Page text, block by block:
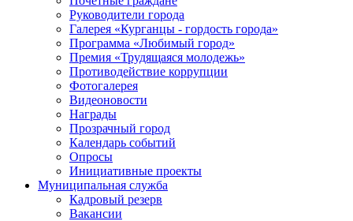
Руководители города
Галерея «Курганцы - гордость города»
Программа «Любимый город»
Премия «Трудящаяся молодежь»
Противодействие коррупции
Фотогалерея
Видеоновости
Награды
Прозрачный город
Календарь событий
Опросы
Инициативные проекты
Муниципальная служба
Кадровый резерв
Вакансии